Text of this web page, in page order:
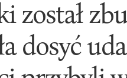
został
dosyć